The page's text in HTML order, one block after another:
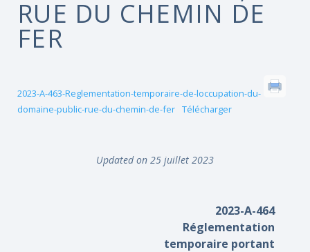
RUE DU CHEMIN DE
FER
2023-A-463-Reglementation-temporaire-de-loccupation-du-
domaine-public-rue-du-chemin-de-fer Télécharger
Updated on 25 juillet 2023
2023-A-464
Réglementation
temporaire portant